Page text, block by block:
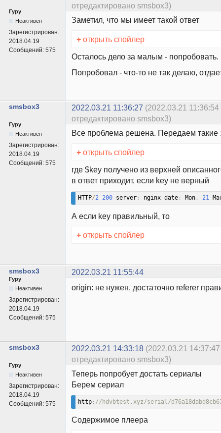
отредактировано smsbox3)
Гуру
Неактивен
Зарегистрирован:
2018.04.19
Сообщений: 575
Заметил, что мы имеет такой ответ
+ открыть спойлер
Осталось дело за малым - попробовать.
Попробовал - что-то не так делаю,
smsbox3 2022.03.21 11:36:27 (2022.03.21 11:36:54
отредактировано smsbox3)
Гуру
Неактивен
Зарегистрирован:
2018.04.19
Сообщений: 575
Все проблема решена. Передаем такие
+ открыть спойлер
где $key получено из верхней
в ответ приходит, если key не верный
HTTP/2 200 server: nginx date: Mon, 21
А если key правильный, то
+ открыть спойлер
smsbox3 2022.03.21 11:55:44
Гуру
Неактивен
Зарегистрирован:
2018.04.19
Сообщений: 575
origin: не нужен, достаточно referer
smsbox3 2022.03.21 14:33:18 (2022.03.21 14:37:47
отредактировано smsbox3)
Гуру
Неактивен
Зарегистрирован:
2018.04.19
Сообщений: 575
Теперь попробует достать сериалы
Берем сериал
http://hdvbtest.xyz/serial/
Содержимое плеера